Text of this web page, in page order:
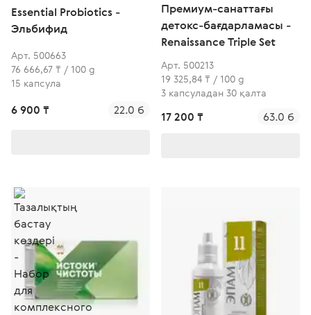
Essential Probiotics -
Эльбифид
Арт. 500663
76 666,67 ₸ / 100 g
15 капсула
6 900 ₸ 22.0 б
Премиум-санаттағы
детокс-бағдарламасы -
Renaissance Triple Set
Арт. 500213
19 325,84 ₸ / 100 g
3 капсуладан 30 қалта
17 200 ₸ 63.0 б